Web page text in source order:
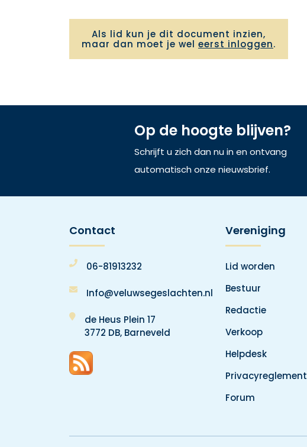
Als lid kun je dit document inzien,
maar dan moet je wel eerst inloggen.
Op de hoogte blijven?
Schrijft u zich dan nu in en ontvang
automatisch onze nieuwsbrief.
Contact
06-81913232
Info@veluwsegeslachten.nl
de Heus Plein 17
3772 DB, Barneveld
Vereniging
Lid worden
Bestuur
Redactie
Verkoop
Helpdesk
Privacyreglement
Forum